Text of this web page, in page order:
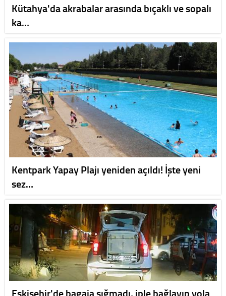
Kütahya'da akrabalar arasında bıçaklı ve sopalı
ka…
Kentpark Yapay Plajı yeniden açıldı! İşte yeni
sez…
Eskişehir'de bagaja sığmadı, iple bağlayıp yola